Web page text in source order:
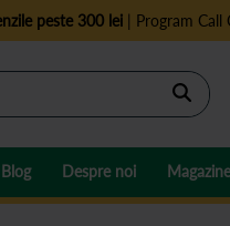
peste 300 lei| Program Call
Cautare
Blog Despre noi